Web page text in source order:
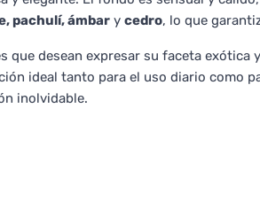
pachulí, ámbar y cedro, lo que
que desean expresar su faceta
ideal tanto para el uso diario como
inolvidable.